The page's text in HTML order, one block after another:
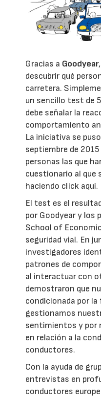
Gracias a Goodyear
descubrir qué
carretera.
un sencillo test de
debe señalar la
comportamiento
La iniciativa se
septiembre de
personas las que
cuestionario al que
haciendo click aquí.
El test es el
por Goodyear y los
School of
seguridad vial. En
investigadores
patrones de
al interactuar con
demostraron que
condicionada por la
gestionamos
sentimientos y por
en relación a la
conductores.
Con la ayuda de
entrevistas en
conductores